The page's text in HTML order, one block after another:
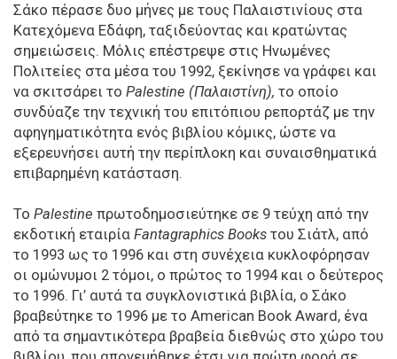
Σάκο πέρασε δυο μήνες με τους Παλαιστινίους στα
Κατεχόμενα Εδάφη, ταξιδεύοντας και κρατώντας
σημειώσεις. Μόλις επέστρεψε στις Ηνωμένες
Πολιτείες στα μέσα του 1992, ξεκίνησε να γράφει και
να σκιτσάρει το Palestine (Παλαιστίνη), το οποίο
συνδύαζε την τεχνική του επιτόπιου ρεπορτάζ με την
αφηγηματικότητα ενός βιβλίου κόμικς, ώστε να
εξερευνήσει αυτή την περίπλοκη και συναισθηματικά
επιβαρημένη κατάσταση.
Το Palestine πρωτοδημοσιεύτηκε σε 9 τεύχη από την
εκδοτική εταιρία Fantagraphics Books του Σιάτλ, από
το 1993 ως το 1996 και στη συνέχεια κυκλοφόρησαν
οι ομώνυμοι 2 τόμοι, ο πρώτος το 1994 και ο δεύτερος
το 1996. Γι’ αυτά τα συγκλονιστικά βιβλία, ο Σάκο
βραβεύτηκε το 1996 με το American Book Award, ένα
από τα σημαντικότερα βραβεία διεθνώς στο χώρο του